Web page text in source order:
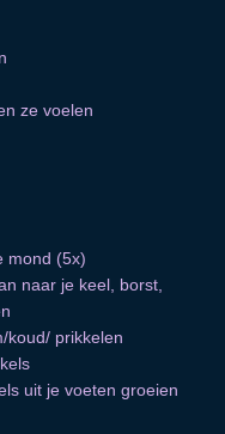
ze voelen
mond (5x)
naar je keel, borst,
koud/ prikkelen
uit je voeten groeien